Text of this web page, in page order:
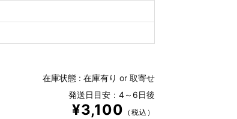
在庫状態 : 在庫有り or 取寄せ
発送日目安：4～6日後
¥3,100 （税込）